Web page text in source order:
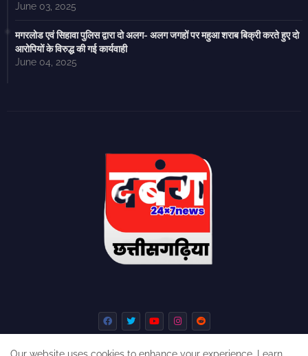
June 03, 2025
मगरलोड एवं सिहावा पुलिस द्वारा दो अलग- अलग जगहों पर महुआ शराब बिक्री करते हुए दो
आरोपियों के विरुद्ध की गई कार्यवाही
June 04, 2025